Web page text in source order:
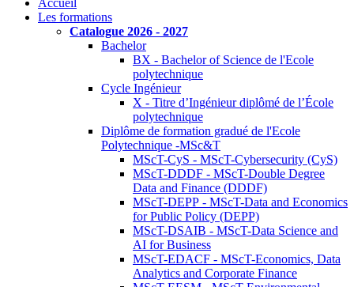
Accueil
Les formations
Catalogue 2026 - 2027
Bachelor
BX - Bachelor of Science de l'Ecole
polytechnique
Cycle Ingénieur
X - Titre d’Ingénieur diplômé de l’École
polytechnique
Diplôme de formation gradué de l'Ecole
Polytechnique -MSc&T
MScT-CyS - MScT-Cybersecurity (CyS)
MScT-DDDF - MScT-Double Degree
Data and Finance (DDDF)
MScT-DEPP - MScT-Data and Economics
for Public Policy (DEPP)
MScT-DSAIB - MScT-Data Science and
AI for Business
MScT-EDACF - MScT-Economics, Data
Analytics and Corporate Finance